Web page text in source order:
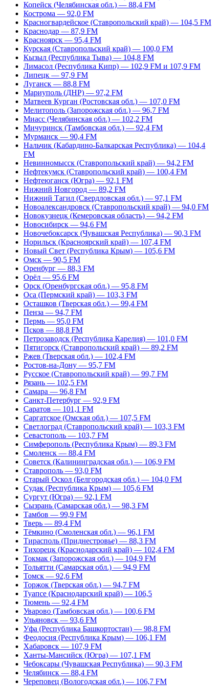
Копейск (Челябинская обл.) — 88,4 FM
Кострома — 92,0 FM
Красногвардейское (Ставропольский край) — 104,5 FM
Краснодар — 87,9 FM
Красноярск — 95,4 FM
Курская (Ставропольский край) — 100,0 FM
Кызыл (Республика Тыва) — 104,8 FM
Лимасол (Республика Кипр) — 102,9 FM и 107,9 FM
Липецк — 97,9 FM
Луганск — 88,8 FM
Мариуполь (ДНР) — 97,2 FM
Матвеев Курган (Ростовская обл.) — 107,0 FM
Мелитополь (Запорожская обл.) — 96,7 FM
Миасс (Челябинская обл.) — 102,2 FM
Мичуринск (Тамбовская обл.) — 92,4 FM
Мурманск — 90,4 FM
Нальчик (Кабардино-Балкарская Республика) — 104,4
FM
Невинномысск (Ставропольский край) — 94,2 FM
Нефтекумск (Ставропольский край) — 100,4 FM
Нефтеюганск (Югра) — 92,1 FM
Нижний Новгород — 89,2 FM
Нижний Тагил (Свердловская обл.) — 97,1 FM
Новоалександровск (Ставропольский край) — 94,0 FM
Новокузнецк (Кемеровская область) — 94,2 FM
Новосибирск — 94,6 FM
Новочебоксарск (Чувашская Республика) — 90,3 FM
Норильск (Красноярский край) — 107,4 FM
Новый Свет (Республика Крым) — 105,6 FM
Омск — 90,5 FM
Оренбург — 88,3 FM
Орёл — 95,6 FM
Орск (Оренбургская обл.) — 95,8 FM
Оса (Пермский край) — 103,3 FM
Осташков (Тверская обл.) — 99,4 FM
Пенза — 94,7 FM
Пермь — 95,0 FM
Псков — 88,8 FM
Петрозаводск (Республика Карелия) — 101,0 FM
Пятигорск (Ставропольский край) — 89,2 FM
Ржев (Тверская обл.) — 102,4 FM
Ростов-на-Дону — 95,7 FM
Русское (Ставропольский край) — 99,7 FM
Рязань — 102,5 FM
Самара — 96,8 FM
Санкт-Петербург — 92,9 FM
Саратов — 101,1 FM
Саргатское (Омская обл.) — 107,5 FM
Светлоград (Ставропольский край) — 103,3 FM
Севастополь — 103,7 FM
Симферополь (Республика Крым) — 89,3 FM
Смоленск — 88,4 FM
Советск (Калининградская обл.) — 106,9 FM
Ставрополь — 93,0 FM
Старый Оскол (Белгородская обл.) — 104,0 FM
Судак (Республика Крым) — 105,6 FM
Сургут (Югра) — 92,1 FM
Сызрань (Самарская обл.) — 98,3 FM
Тамбов — 99,9 FM
Тверь — 89,4 FM
Тёмкино (Смоленская обл.) — 96,1 FM
Тирасполь (Приднестровье) — 88,3 FM
Тихорецк (Краснодарский край) — 102,4 FM
Токмак (Запорожская обл.) — 104,9 FM
Тольятти (Самарская обл.) — 94,9 FM
Томск — 92,6 FM
Торжок (Тверская обл.) — 94,7 FM
Туапсе (Краснодарский край) — 106,5
Тюмень — 92,4 FM
Уварово (Тамбовская обл.) — 100,6 FM
Ульяновск — 93,6 FM
Уфа (Республика Башкортостан) — 98,8 FM
Феодосия (Республика Крым) — 106,1 FM
Хабаровск — 107,9 FM
Ханты-Мансийск (Югра) — 107,1 FM
Чебоксары (Чувашская Республика) — 90,3 FM
Челябинск — 88,4 FM
Череповец (Вологодская обл.) — 106,7 FM